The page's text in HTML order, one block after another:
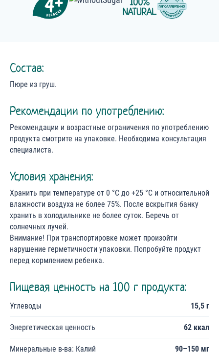
Состав:
Пюре из груш.
Рекомендации по употреблению:
Рекомендации и возрастные ограничения по употреблению
продукта смотрите на упаковке. Необходима консультация
специалиста.
Условия хранения:
Хранить при температуре от 0 °С до +25 °С и относительной
влажности воздуха не более 75%. После вскрытия банку
хранить в холодильнике не более суток. Беречь от
солнечных лучей.
Внимание! При транспортировке может произойти
нарушение герметичности упаковки. Попробуйте продукт
перед кормлением ребенка.
Пищевая ценность на 100 г продукта:
Углеводы 15,5 г
Энергетическая ценность 62 ккал
Минеральные в-ва: Калий 90–150 мг